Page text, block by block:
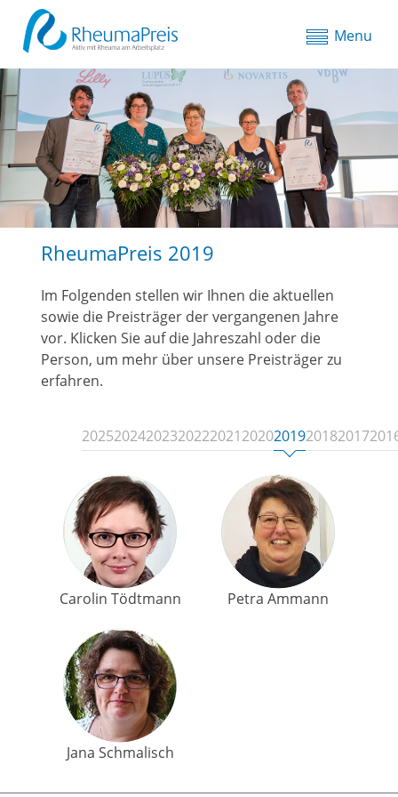
Menu
RheumaPreis 2019
Im Folgenden stellen wir Ihnen die aktuellen
sowie die Preisträger der vergangenen Jahre
vor. Klicken Sie auf die Jahreszahl oder die
Person, um mehr über unsere Preisträger zu
erfahren.
202520242023202220212020201920182017
Carolin Tödtmann Petra Ammann
Jana Schmalisch